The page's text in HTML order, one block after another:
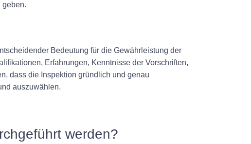
geben.
Bedeutung für die Gewährleistung der
Erfahrungen, Kenntnisse der Vorschriften,
dass die Inspektion gründlich und genau
auszuwählen.
werden?